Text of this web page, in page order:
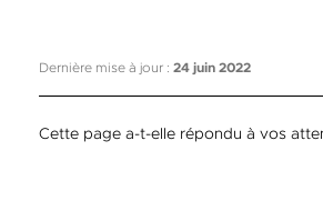
Dernière mise à jour : 24 juin 2022
Cette page a-t-elle répondu à vos